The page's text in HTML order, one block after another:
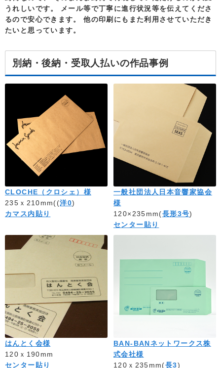
うれしいです。 メール等で丁寧に進行状況等を伝えてくださ
るので安心できます。 他の印刷にもまた利用させていただき
たいと思っています。
別納・後納・受取人払いの作品事例
CLOCHE（クロシェ）様
235ｘ210mm((洋0)
カマス内貼り
一般社団法人日本音響家協会
様
120×235mm(長形3号)
センター貼り
はんとく会様
120ｘ190mm
センター貼り
BAN-BANネットワークス株
式会社様
120ｘ235mm(長3)